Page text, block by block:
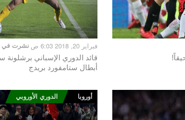
نشرت في فبراير 20, 2018 6:03 ص
قائد الدوري الإسباني
أبطال ستامفورد بريدج
أوروبا الدوري الأوروبي